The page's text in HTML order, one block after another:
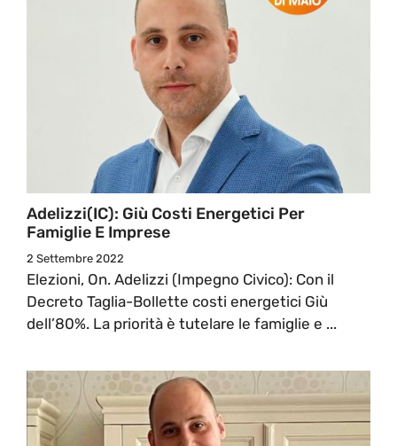
Adelizzi(IC): Giù Costi Energetici Per
Famiglie E Imprese
2 Settembre 2022
Elezioni, On. Adelizzi (Impegno Civico): Con il
Decreto Taglia-Bollette costi energetici Giù
dell’80%. La priorità è tutelare le famiglie e ...